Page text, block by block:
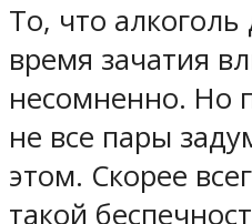
То, что
время зачатия
несомненно. Но
не все пары
этом. Скорее
такой